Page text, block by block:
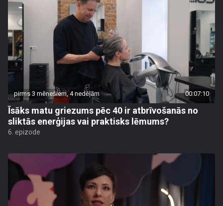
pirms 3 mēnešiem, 4 nedēļām 00:07:10
Īsāks matu griezums pēc 40 ir atbrīvošanās no
sliktās enerģijas vai praktisks lēmums?
6. epizode